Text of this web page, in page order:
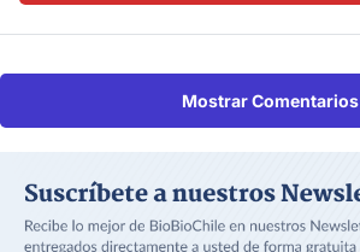
Mostrar Comentarios